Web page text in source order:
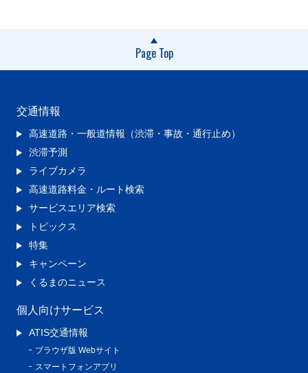
Page Top
交通情報
高速道路・一般道情報（渋滞・事故・通行止め）
渋滞予測
ライブカメラ
高速道路料金・ルート検索
サービスエリア検索
トピックス
特集
キャンペーン
くるまのニュース
個人向けサービス
ATIS交通情報
ブラウザ版 Webサイト
スマートフォンアプリ